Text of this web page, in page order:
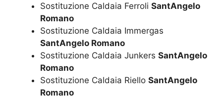
Sostituzione Caldaia Ferroli SantAngelo
Romano
Sostituzione Caldaia Immergas
SantAngelo Romano
Sostituzione Caldaia Junkers SantAngelo
Romano
Sostituzione Caldaia Riello SantAngelo
Romano